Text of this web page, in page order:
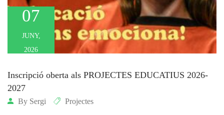
07
JUNY,
2026
Inscripció oberta als PROJECTES EDUCATIUS 2026-
2027
By Sergi Projectes